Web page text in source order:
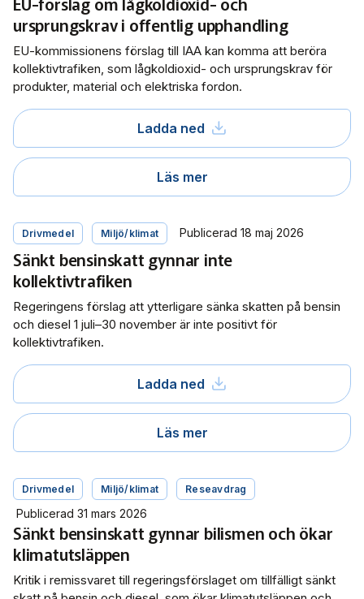
ursprungskrav i offentlig upphandling
EU-kommissionens förslag till IAA kan komma att beröra
kollektivtrafiken, som lågkoldioxid- och ursprungskrav för
produkter, material och elektriska fordon.
Ladda ned
Läs mer
Drivmedel Miljö/klimat Publicerad 18 maj 2026
Sänkt bensinskatt gynnar inte
kollektivtrafiken
Regeringens förslag att ytterligare sänka skatten på bensin
och diesel 1 juli–30 november är inte positivt för
kollektivtrafiken.
Ladda ned
Läs mer
Drivmedel Miljö/klimat Reseavdrag
Publicerad 31 mars 2026
Sänkt bensinskatt gynnar bilismen och ökar
klimatutsläppen
Kritik i remissvaret till regeringsförslaget om tillfälligt sänkt